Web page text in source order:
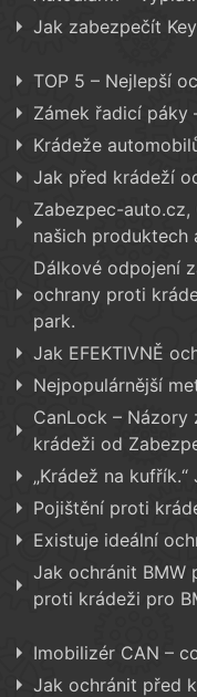
Jak zabezpečít
TOP 5 – Nejlepší
Zámek řadicí páky
Krádeže
Jak před krádeží
Zabezpec-auto.cz,
našich produktech
Dálkové odpojení
ochrany proti
park.
Jak EFEKTIVNĚ
Nejpopulárnější
CanLock – Názory
krádeži od
„Krádež na
Pojištění proti
Existuje ideální
Jak ochránit BMW
proti krádeži pro
Imobilizér CAN –
Jak ochránit před